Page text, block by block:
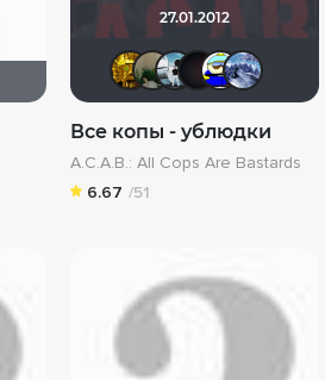
27.01.2012
libertvs
Все копы - ублюдки
A.C.A.B.: All Cops Are Bastards
6.67 /51